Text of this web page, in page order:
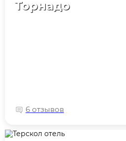
Торнадо
6 отзывов